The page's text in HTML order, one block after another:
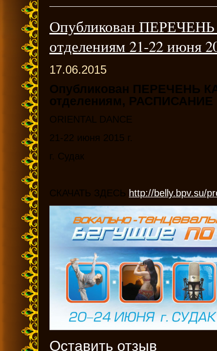
Опубликован
отделениям 21-22 июня
17.06.2015
Опубликован ПЕРЕЧЕНЬ
отделениям,
ORIENTAL DANCE
21-22 июня 2015 г.
г. Судак
СКАЧАТЬ ЗДЕСЬ http://belly.bpv.su/
Оставить отзыв